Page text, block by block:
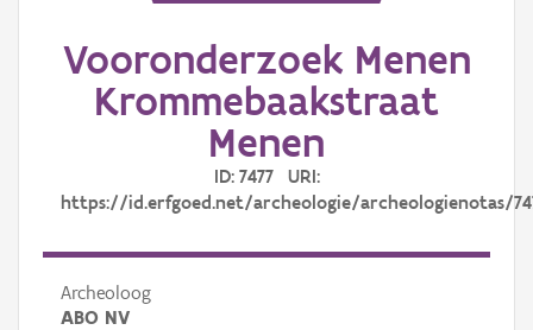
AanmeldenVooronderzoek Menen
Krommebaakstraat
Menen
ID: 7477 URI:
https://id.erfgoed.net/archeologie/archeologienotas/
Archeoloog
ABO NV